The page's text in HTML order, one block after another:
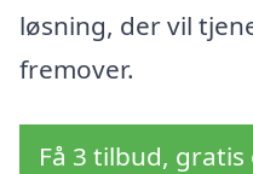
løsning, der vil
fremover.
Få 3 tilbud,